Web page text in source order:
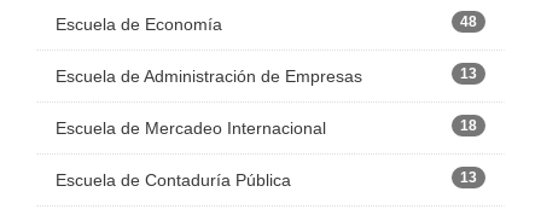
Escuela de Economía 48
Escuela de Administración de Empresas 13
Escuela de Mercadeo Internacional 18
Escuela de Contaduría Pública 13